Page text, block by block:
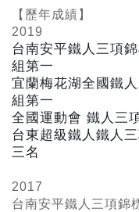
【歷年成績】
2019
台南安平鐵人三
組第一
宜蘭梅花湖全國
組第一
全國運動會 鐵人三
台東超級鐵人鐵人
三名
2017
台南安平鐵人三項錦